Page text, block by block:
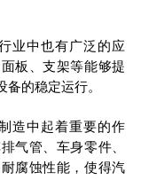
业中也有广泛的应
板、支架等能够提
的稳定运行。
造中起着重要的作
气管、车身零件、
腐蚀性能，使得汽